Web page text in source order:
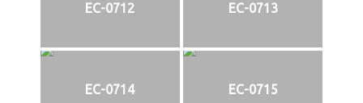
EC-0712 EC-0713
EC-0714 EC-0715